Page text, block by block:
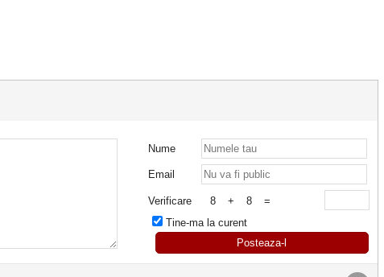
Nume
Email
Verificare 8 + 8
=
Tine-ma la curent
Posteaza-l